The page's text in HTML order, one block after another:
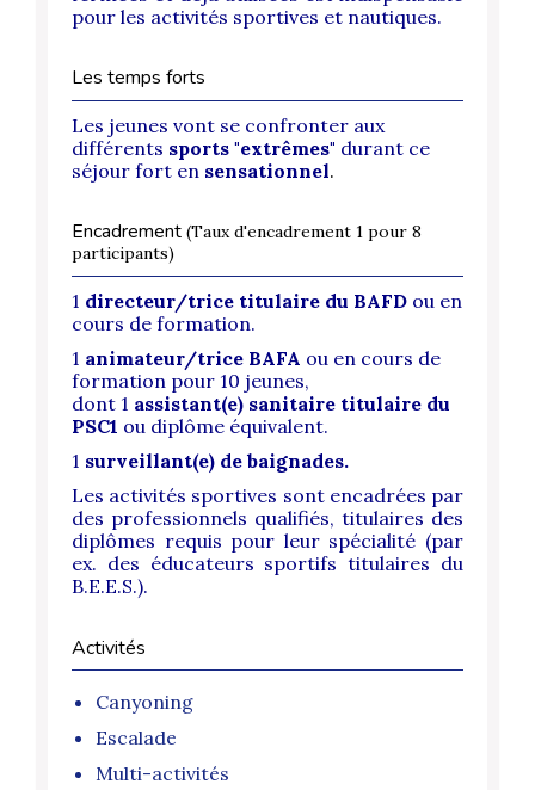
pour les activités sportives et nautiques.
Les temps forts
Les jeunes vont se confronter aux
différents sports "extrêmes" durant ce
séjour fort en sensationnel.
Encadrement (Taux d'encadrement 1 pour 8
participants)
1 directeur/trice titulaire du BAFD ou en
cours de formation.
1 animateur/trice BAFA ou en cours de
formation pour 10 jeunes,
dont 1 assistant(e) sanitaire titulaire du
PSC1 ou diplôme équivalent.
1 surveillant(e) de baignades.
Les activités sportives sont encadrées par
des professionnels qualifiés, titulaires des
diplômes requis pour leur spécialité (par
ex. des éducateurs sportifs titulaires du
B.E.E.S.).
Activités
Canyoning
Escalade
Multi-activités